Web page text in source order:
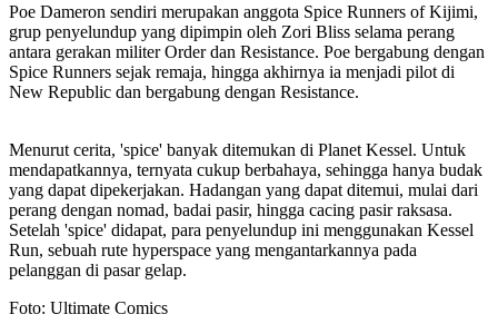
Poe Dameron sendiri merupakan anggota Spice Runners of Kijimi,
grup penyelundup yang dipimpin oleh Zori Bliss selama perang
antara gerakan militer Order dan Resistance. Poe bergabung dengan
Spice Runners sejak remaja, hingga akhirnya ia menjadi pilot di
New Republic dan bergabung dengan Resistance.
Menurut cerita, 'spice' banyak ditemukan di Planet Kessel. Untuk
mendapatkannya, ternyata cukup berbahaya, sehingga hanya budak
yang dapat dipekerjakan. Hadangan yang dapat ditemui, mulai dari
perang dengan nomad, badai pasir, hingga cacing pasir raksasa.
Setelah 'spice' didapat, para penyelundup ini menggunakan Kessel
Run, sebuah rute hyperspace yang mengantarkannya pada
pelanggan di pasar gelap.
Foto: Ultimate Comics